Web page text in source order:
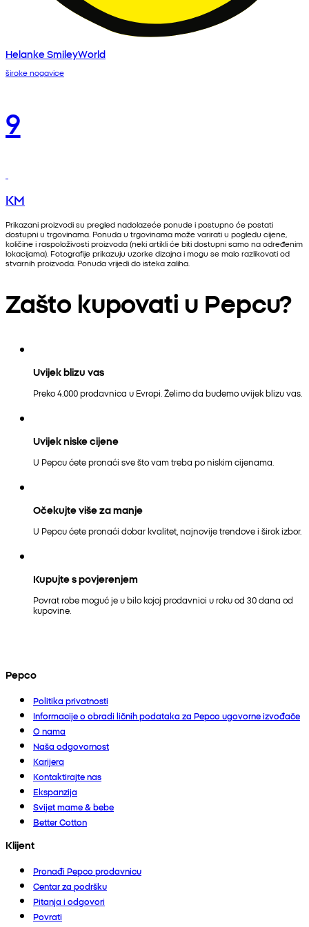
Helanke SmileyWorld
široke nogavice
9
KM
Prikazani proizvodi su pregled nadolazeće ponude i postupno će postati
dostupni u trgovinama. Ponuda u trgovinama može varirati u pogledu cijene,
količine i raspoloživosti proizvoda (neki artikli će biti dostupni samo na određenim
lokacijama). Fotografije prikazuju uzorke dizajna i mogu se malo razlikovati od
stvarnih proizvoda. Ponuda vrijedi do isteka zaliha.
Zašto kupovati u Pepcu?
Uvijek blizu vas
Preko 4.000 prodavnica u Evropi. Želimo da budemo uvijek blizu vas.
Uvijek niske cijene
U Pepcu ćete pronaći sve što vam treba po niskim cijenama.
Očekujte više za manje
U Pepcu ćete pronaći dobar kvalitet, najnovije trendove i širok izbor.
Kupujte s povjerenjem
Povrat robe moguć je u bilo kojoj prodavnici u roku od 30 dana od
kupovine.
Pepco
Politika privatnosti
Informacije o obradi ličnih podataka za Pepco ugovorne izvođače
O nama
Naša odgovornost
Karijera
Kontaktirajte nas
Ekspanzija
Svijet mame & bebe
Better Cotton
Klijent
Pronađi Pepco prodavnicu
Centar za podršku
Pitanja i odgovori
Povrati